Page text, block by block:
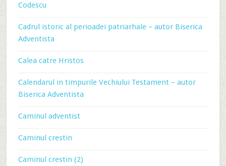
Codescu
Cadrul istoric al perioadei patriarhale – autor Biserica
Adventista
Calea catre Hristos
Calendarul in timpurile Vechiului Testament – autor
Biserica Adventista
Caminul adventist
Caminul crestin
Caminul crestin (2)